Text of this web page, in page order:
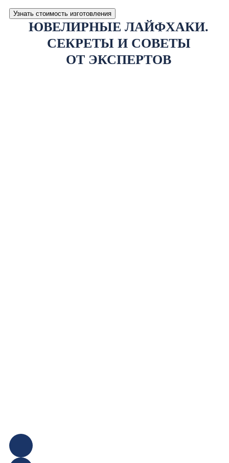
Узнать стоимость изготовления
ЮВЕЛИРНЫЕ ЛАЙФХАКИ.
СЕКРЕТЫ И СОВЕТЫ
ОТ ЭКСПЕРТОВ